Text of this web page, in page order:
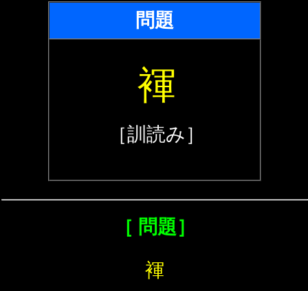
問題
褌
［訓読み］
［ 問題］
褌